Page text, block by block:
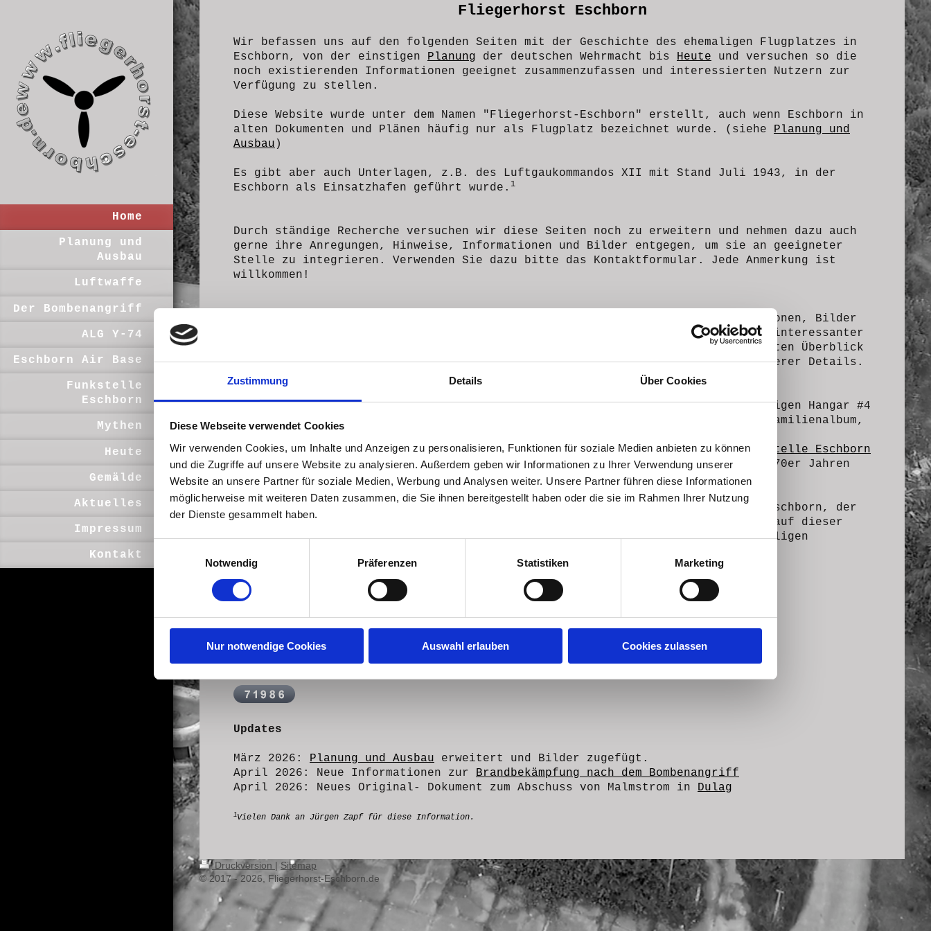
Zustimmung Details Über Cookies
Diese Webseite verwendet Cookies
Wir verwenden Cookies, um Inhalte und Anzeigen zu personalisieren, Funktionen für soziale Medien anbieten zu können
und die Zugriffe auf unsere Website zu analysieren. Außerdem geben wir Informationen zu Ihrer Verwendung unserer
Website an unsere Partner für soziale Medien, Werbung und Analysen weiter. Unsere Partner führen diese Informationen
möglicherweise mit weiteren Daten zusammen, die Sie ihnen bereitgestellt haben oder die sie im Rahmen Ihrer Nutzung
der Dienste gesammelt haben.
Notwendig
Präferenzen Statistiken Marketing
Nur notwendige Cookies Auswahl erlauben Cookies zulassen
Home
Planung und
Ausbau
Luftwaffe
Der Bombenangriff
ALG Y-74
Eschborn Air Base
Funkstelle
Eschborn
Mythen
Heute
Gemälde
Aktuelles
Impressum
Kontakt
Fliegerhorst Eschborn
Wir befassen uns auf den folgenden Seiten mit der Geschichte des ehemaligen Flugplatzes in
Eschborn, von der einstigen Planung der deutschen Wehrmacht bis Heute und versuchen so die
noch existierenden Informationen geeignet zusammenzufassen und interessierten Nutzern zur
Verfügung zu stellen.
Diese Website wurde unter dem Namen "Fliegerhorst-Eschborn" erstellt, auch wenn Eschborn in
alten Dokumenten und Plänen häufig nur als Flugplatz bezeichnet wurde. (siehe Planung und
Ausbau )
Es gibt aber auch Unterlagen, z.B. des Luftgaukommandos XII mit Stand Juli 1943, in der
Eschborn als Einsatzhafen geführt wurde. 1
Durch ständige Recherche versuchen wir diese Seiten noch zu erweitern und nehmen dazu auch
gerne ihre Anregungen, Hinweise, Informationen und Bilder entgegen, um sie an geeigneter
Stelle zu integrieren. Verwenden Sie dazu bitte das Kontaktformular. Jede Anmerkung ist
willkommen!
Besonderer Dank gilt Herrn Ferdinand Klischat, der seine gesammelten Informationen, Bilder
und Kontakte zu Zeitzeugen zur Verfügung gestellt hat, um diese Webseite noch interessanter
, einen sehr guten Überblick
über die Kommandantur, sowie das Aussehen, die Anordnung der Baracken und weiterer Details.
Herr J. Lenhart hat zu Zeiten der Funk- Empfangsstelle über 20 Jahre im ehemaligen Hangar #4
auf dem alten Flugplatzgelände gewohnt und für diese Webseite Bilder aus dem Familienalbum,
Von ihm stammt auch ein großer Teil der Informationen, die auf der SeiteFunkstelle Eschborn
verarbeitet wurden. Eigene Eindrücke von dem Gelände, die ich selbst seit den 70er Jahren
sammeln konnte, wurden so bestätigt bzw. ergänzt.
Bedanken möchte ich mich außerdem bei Herrn Gerhard Raiss, Stadtarchivar von Eschborn, der
in gemeinsamen Gesprächen und durch viele Hinweise dazu beigetragen hat, dass auf dieser
Website nun eine ganze Reihe an Informationen zur Geschichte rund um den ehemaligen
Suche in Fliegerhorst-Eschborn
Updates
März 2026: Planung und Ausbau erweitert und Bilder zugefügt.
April 2026: Neue Informationen zur Brandbekämpfung nach dem Bombenangriff
April 2026: Neues Original- Dokument zum Abschuss von Malmstrom in Dulag
1Vielen Dank an Jürgen Zapf für diese Information.
Druckversion | Sitemap
© 2017 - 2026, Fliegerhorst-Eschborn.de